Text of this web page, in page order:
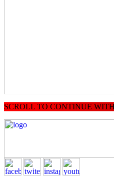
SCROLL TO CONTINUE